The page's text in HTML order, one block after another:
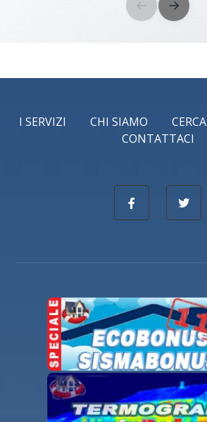
← →
I SERVIZI CHI SIAMO CERCA
CONTATTACI